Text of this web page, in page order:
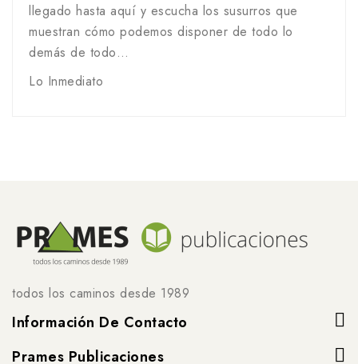
llegado hasta aquí y escucha los susurros que
muestran cómo podemos disponer de todo lo
demás de todo…
Lo Inmediato
todos los caminos desde 1989
Información De Contacto
Prames Publicaciones